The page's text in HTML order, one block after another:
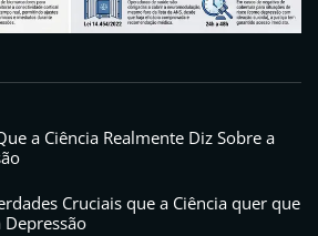
a Ciência Realmente Diz Sobre a
Cruciais que a Ciência quer que